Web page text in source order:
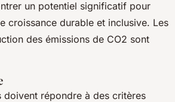
un potentiel significatif pour
croissance durable et inclusive. Les
des émissions de CO2 sont
doivent répondre à des critères